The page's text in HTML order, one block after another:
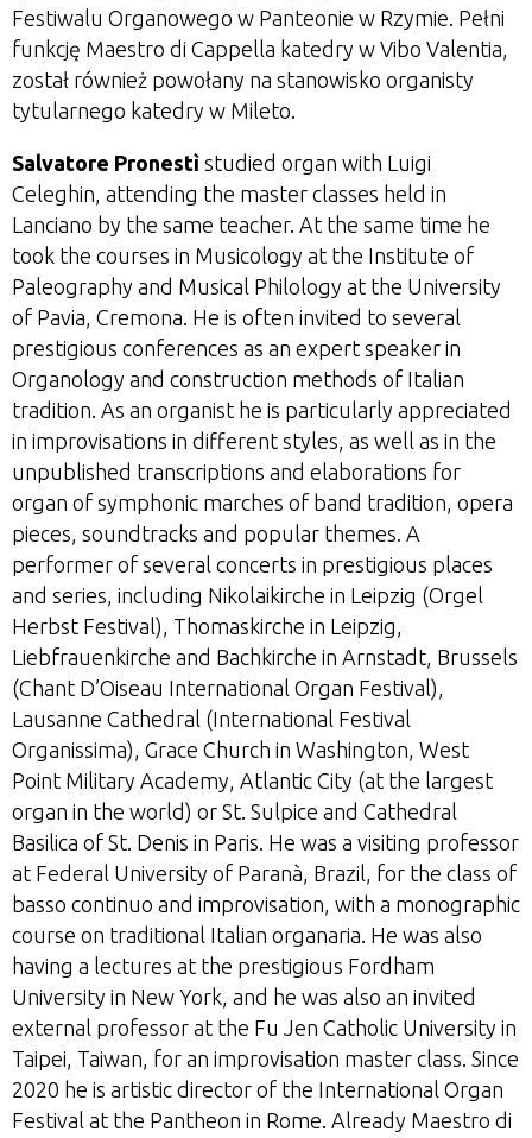
Festiwalu Organowego w Panteonie w Rzymie. Pełni
funkcję Maestro di Cappella katedry w Vibo Valentia,
został również powołany na stanowisko organisty
tytularnego katedry w Mileto.
Salvatore Pronestì studied organ with Luigi
Celeghin, attending the master classes held in
Lanciano by the same teacher. At the same time he
took the courses in Musicology at the Institute of
Paleography and Musical Philology at the University
of Pavia, Cremona. He is often invited to several
prestigious conferences as an expert speaker in
Organology and construction methods of Italian
tradition. As an organist he is particularly appreciated
in improvisations in different styles, as well as in the
unpublished transcriptions and elaborations for
organ of symphonic marches of band tradition, opera
pieces, soundtracks and popular themes. A
performer of several concerts in prestigious places
and series, including Nikolaikirche in Leipzig (Orgel
Herbst Festival), Thomaskirche in Leipzig,
Liebfrauenkirche and Bachkirche in Arnstadt, Brussels
(Chant D’Oiseau International Organ Festival),
Lausanne Cathedral (International Festival
Organissima), Grace Church in Washington, West
Point Military Academy, Atlantic City (at the largest
organ in the world) or St. Sulpice and Cathedral
Basilica of St. Denis in Paris. He was a visiting professor
at Federal University of Paranà, Brazil, for the class of
basso continuo and improvisation, with a monographic
course on traditional Italian organaria. He was also
having a lectures at the prestigious Fordham
University in New York, and he was also an invited
external professor at the Fu Jen Catholic University in
Taipei, Taiwan, for an improvisation master class. Since
2020 he is artistic director of the International Organ
Festival at the Pantheon in Rome. Already Maestro di